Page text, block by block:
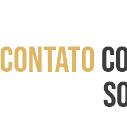
CONTATO